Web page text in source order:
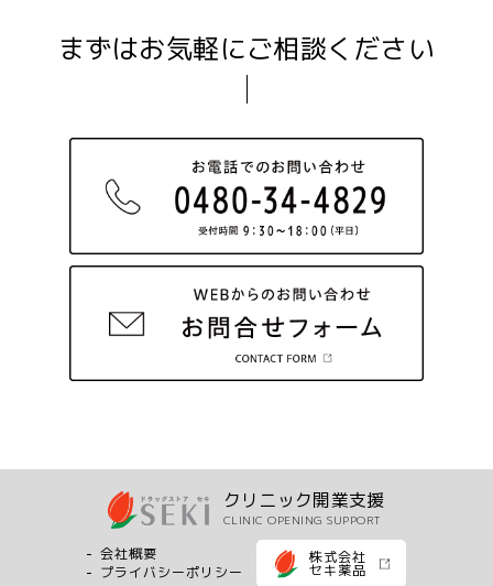
まずはお気軽にご相談ください
クリニック開業支援
CLINIC OPENING SUPPORT
会社概要
プライバシーポリシー
株式会社
セキ薬品